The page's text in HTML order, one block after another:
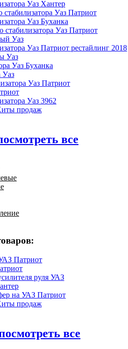
Уаз Хантер
стабилизатора Уаз Патриот
Уаз Буханка
стабилизатора Уаз Патриот
Уаз
Уаз Патриот рестайлинг 2018
Уаз
Уаз Буханка
Уаз
Уаз Патриот
Уаз 3962
продаж
все
Патриот
руля УАЗ
на УАЗ Патриот
продаж
все